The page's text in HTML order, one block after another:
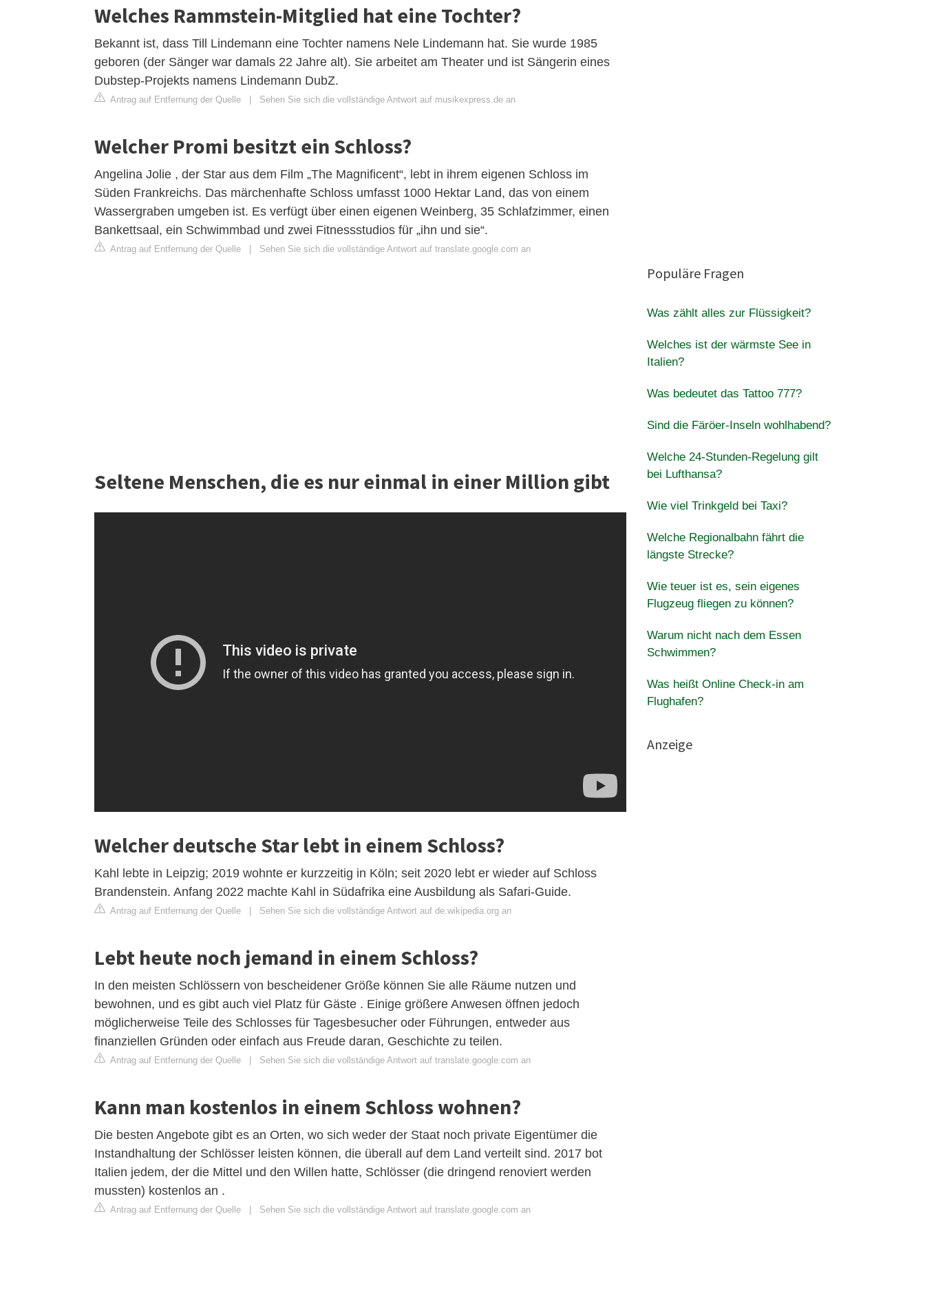
Welches Rammstein-Mitglied hat eine Tochter?
Bekannt ist, dass Till Lindemann eine Tochter namens Nele Lindemann hat. Sie wurde 1985
geboren (der Sänger war damals 22 Jahre alt). Sie arbeitet am Theater und ist Sängerin eines
Dubstep-Projekts namens Lindemann DubZ.
Antrag auf Entfernung der Quelle Sehen Sie sich die vollständige Antwort auf musikexpress.de an
Welcher Promi besitzt ein Schloss?
Angelina Jolie , der Star aus dem Film „The Magnificent“, lebt in ihrem eigenen Schloss im
Süden Frankreichs. Das märchenhafte Schloss umfasst 1000 Hektar Land, das von einem
Wassergraben umgeben ist. Es verfügt über einen eigenen Weinberg, 35 Schlafzimmer, einen
Bankettsaal, ein Schwimmbad und zwei Fitnessstudios für „ihn und sie“.
Antrag auf Entfernung der Quelle Sehen Sie sich die vollständige Antwort auf translate.google.com an
Seltene Menschen, die es nur einmal in einer Million gibt
Welcher deutsche Star lebt in einem Schloss?
Kahl lebte in Leipzig; 2019 wohnte er kurzzeitig in Köln; seit 2020 lebt er wieder auf Schloss
Brandenstein. Anfang 2022 machte Kahl in Südafrika eine Ausbildung als Safari-Guide.
Antrag auf Entfernung der Quelle | Sehen Sie sich die vollständige Antwort auf de.wikipedia.org an
Lebt heute noch jemand in einem Schloss?
In den meisten Schlössern von bescheidener Größe können Sie alle Räume nutzen und
bewohnen, und es gibt auch viel Platz für Gäste . Einige größere Anwesen öffnen jedoch
möglicherweise Teile des Schlosses für Tagesbesucher oder Führungen, entweder aus
finanziellen Gründen oder einfach aus Freude daran, Geschichte zu teilen.
Antrag auf Entfernung der Quelle | Sehen Sie sich die vollständige Antwort auf translate.google.com an
Kann man kostenlos in einem Schloss wohnen?
Die besten Angebote gibt es an Orten, wo sich weder der Staat noch private Eigentümer die
Instandhaltung der Schlösser leisten können, die überall auf dem Land verteilt sind. 2017 bot
Italien jedem, der die Mittel und den Willen hatte, Schlösser (die dringend renoviert werden
mussten) kostenlos an .
Antrag auf Entfernung der Quelle | Sehen Sie sich die vollständige Antwort auf translate.google.com an
Populäre Fragen
Was zählt alles zur Flüssigkeit?
Welches ist der wärmste See in
Italien?
Was bedeutet das Tattoo 777?
Sind die Färöer-Inseln wohlhabend?
Welche 24-Stunden-Regelung gilt
bei Lufthansa?
Wie viel Trinkgeld bei Taxi?
Welche Regionalbahn fährt die
längste Strecke?
Wie teuer ist es, sein eigenes
Flugzeug fliegen zu können?
Warum nicht nach dem Essen
Schwimmen?
Was heißt Online Check-in am
Flughafen?
Anzeige